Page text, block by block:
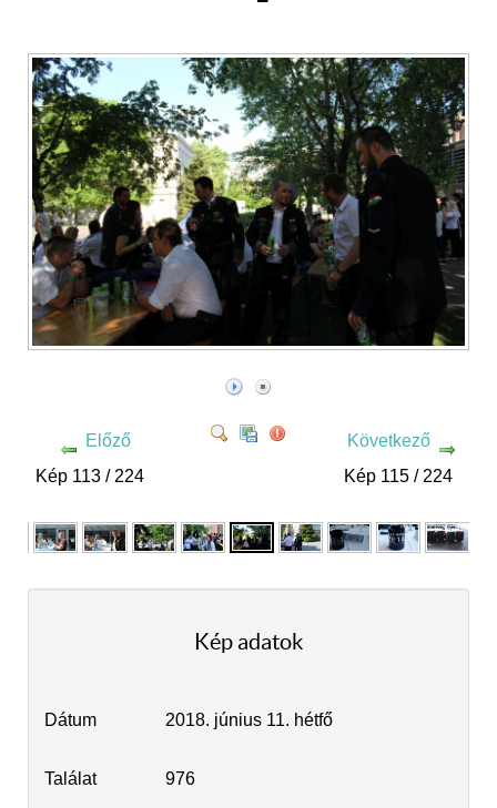
Előző
Kép 113 / 224
Következő
Kép 115 / 224
Kép adatok
Dátum 2018. június 11. hétfő
Találat 976